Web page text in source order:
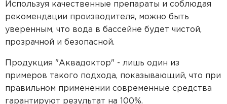
Используя качественные препараты и соблюдая
рекомендации производителя, можно быть
уверенным, что вода в бассейне будет чистой,
прозрачной и безопасной.
Продукция "Аквадоктор" - лишь один из
примеров такого подхода, показывающий, что при
правильном применении современные средства
гарантируют результат на 100%.